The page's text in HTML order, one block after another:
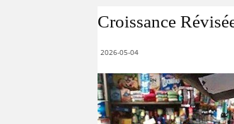
Croissance
2026-05-04